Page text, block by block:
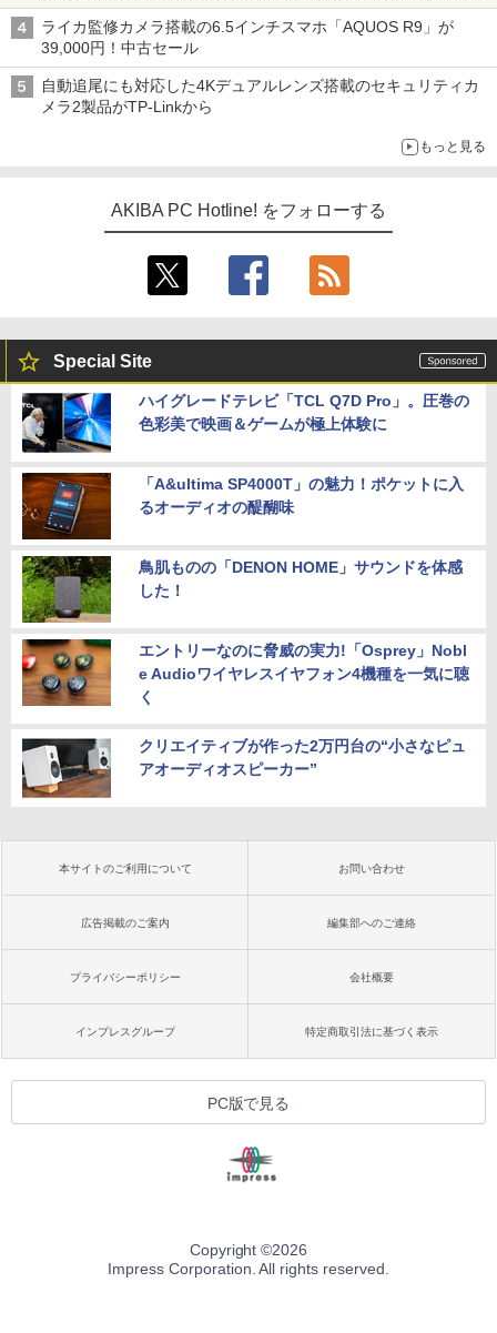
型モニターが9,801円、暑さ指数連動セール ほか
ライカ監修カメラ搭載の6.5インチスマホ「AQUOS R9」が
39,000円！中古セール
自動追尾にも対応した4Kデュアルレンズ搭載のセキュリティカ
メラ2製品がTP-Linkから
もっと見る
AKIBA PC Hotline! をフォローする
Special Site
ハイグレードテレビ「TCL Q7D Pro」。圧巻の
色彩美で映画＆ゲームが極上体験に
「A&ultima SP4000T」の魅力！ポケットに入
るオーディオの醍醐味
鳥肌ものの「DENON HOME」サウンドを体感
した！
エントリーなのに脅威の実力!「Osprey」Nobl
e Audioワイヤレスイヤフォン4機種を一気に聴
く
クリエイティブが作った2万円台の“小さなピュ
アオーディオスピーカー”
本サイトのご利用について お問い合わせ
広告掲載のご案内 編集部へのご連絡
プライバシーポリシー 会社概要
インプレスグループ 特定商取引法に基づく表示
PC版で見る
Copyright ©2026
Impress Corporation. All rights reserved.